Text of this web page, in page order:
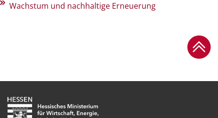
Wachstum und nachhaltige Erneuerung
Zum